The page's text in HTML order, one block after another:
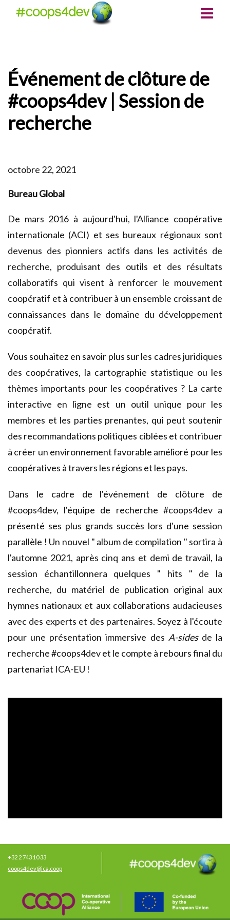
Événement de clôture de
#coops4dev | Session de
recherche
octobre 22, 2021
Bureau Global
De mars 2016 à aujourd'hui, l'Alliance coopérative
internationale (ACI) et ses bureaux régionaux sont
devenus des pionniers actifs dans les activités de
recherche, produisant des outils et des résultats
collaboratifs qui visent à renforcer le mouvement
coopératif et à contribuer à un ensemble croissant de
connaissances dans le domaine du développement
coopératif.
Vous souhaitez en savoir plus sur les cadres juridiques
des coopératives, la cartographie statistique ou les
thèmes importants pour les coopératives ? La carte
interactive en ligne est un outil unique pour les
membres et les parties prenantes, qui peut soutenir
des recommandations politiques ciblées et contribuer
à créer un environnement favorable amélioré pour les
coopératives à travers les régions et les pays.
Dans le cadre de l'événement de clôture de
#coops4dev, l'équipe de recherche #coops4dev a
présenté ses plus grands succès lors d'une session
parallèle ! Un nouvel " album de compilation " sortira à
l'automne 2021, après cinq ans et demi de travail, la
session échantillonnera quelques " hits " de la
recherche, du matériel de publication original aux
hymnes nationaux et aux collaborations audacieuses
avec des experts et des partenaires. Soyez à l'écoute
pour une présentation immersive des A-sidesde la
recherche #coops4dev et le compte à rebours final du
partenariat ICA-EU !
+32 2 743 10 33
coops4dev@ica.coop